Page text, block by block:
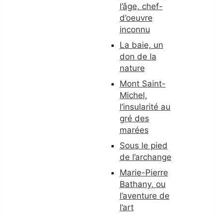
l’âge, chef-
d’oeuvre
inconnu
La baie, un
don de la
nature
Mont Saint-
Michel,
l’insularité au
gré des
marées
Sous le pied
de l’archange
Marie-Pierre
Bathany, ou
l’aventure de
l’art